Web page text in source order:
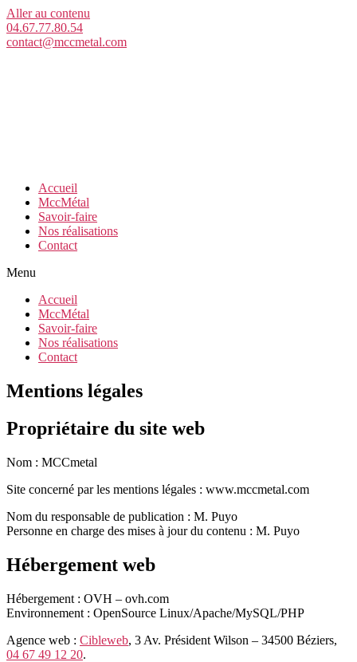
Aller au contenu
04.67.77.80.54
contact@mccmetal.com
Accueil
MccMétal
Savoir-faire
Nos réalisations
Contact
Menu
Accueil
MccMétal
Savoir-faire
Nos réalisations
Contact
Mentions légales
Propriétaire du site web
Nom : MCCmetal
Site concerné par les mentions légales : www.mccmetal.com
Nom du responsable de publication : M. Puyo
Personne en charge des mises à jour du contenu : M. Puyo
Hébergement web
Hébergement : OVH – ovh.com
Environnement : OpenSource Linux/Apache/MySQL/PHP
Agence web : Cibleweb, 3 Av. Président Wilson – 34500 Béziers,
04 67 49 12 20.